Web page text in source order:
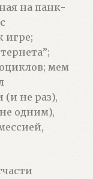
на панк-
игре;
мем
не раз),
одним),